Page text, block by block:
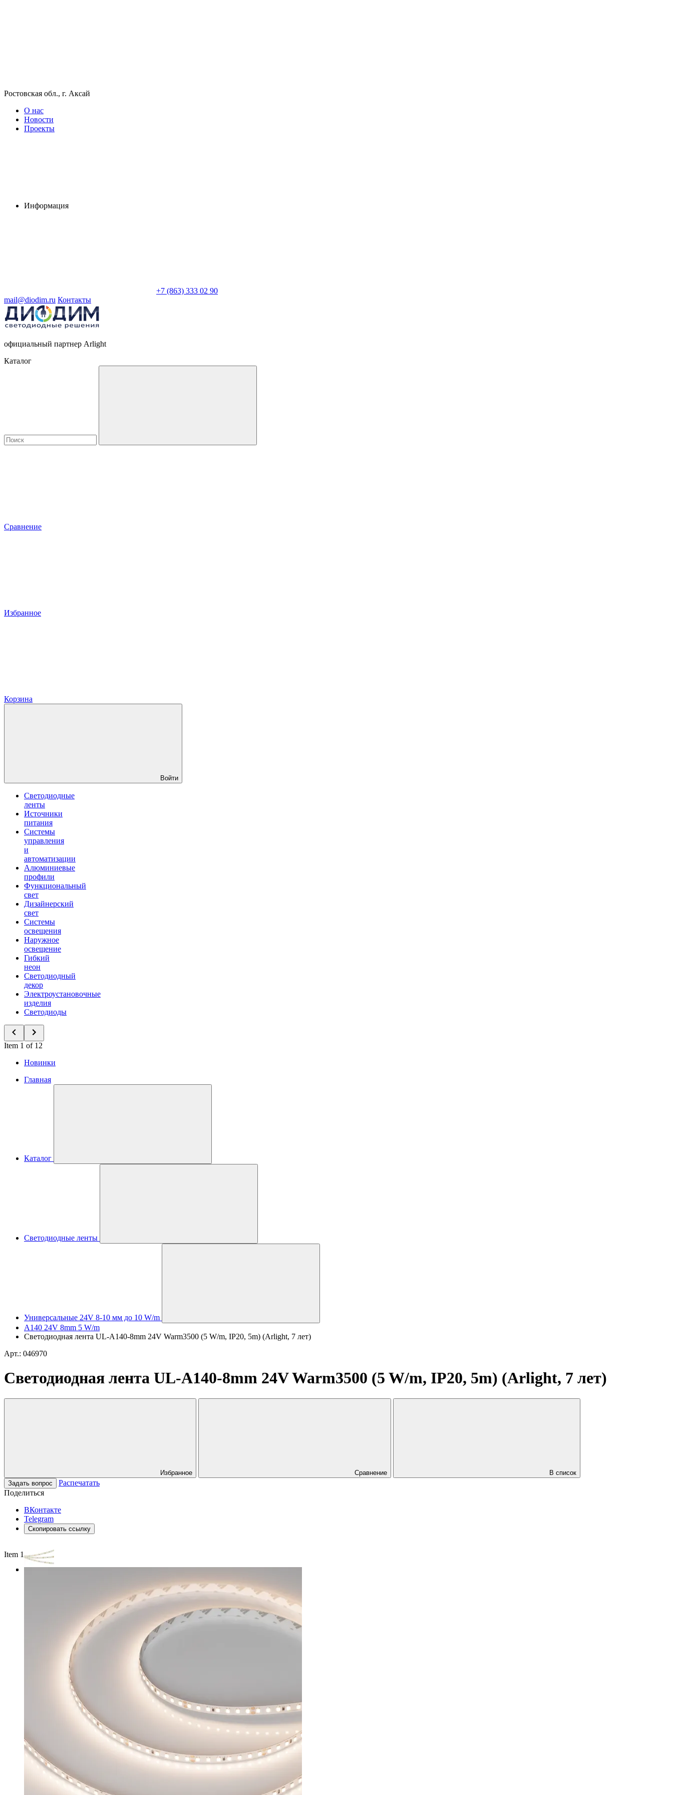
Ростовская обл., г. Аксай
О нас
Новости
Проекты
Информация
+7 (863) 333 02 90
mail@diodim.ru Контакты
официальный партнер Arlight
Каталог
Сравнение
Избранное
Корзина
Войти
Светодиодные
ленты
Источники
питания
Системы
управления
и
автоматизации
Алюминиевые
профили
Функциональный
свет
Дизайнерский
свет
Системы
освещения
Наружное
освещение
Гибкий
неон
Светодиодный
декор
Электроустановочные
изделия
Светодиоды
Item 1 of 12
Новинки
Главная
Каталог
Светодиодные ленты
Универсальные 24V 8-10 мм до 10 W/m
A140 24V 8mm 5 W/m
Светодиодная лента UL-A140-8mm 24V Warm3500 (5 W/m, IP20, 5m) (Arlight, 7 лет)
Арт.: 046970
Светодиодная лента UL-A140-8mm 24V Warm3500 (5 W/m, IP20, 5m) (Arlight, 7 лет)
Избранное Сравнение
В список
Задать вопрос
Распечатать
Поделиться
ВКонтакте
Telegram
Скопировать ссылку
Item 1 of 3